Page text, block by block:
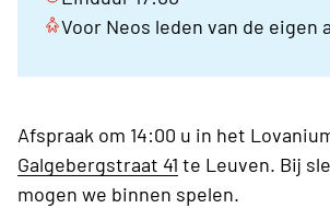
Voor Neos leden van de eigen
Afspraak om 14:00 u in het
Galgebergstraat 41 te Leuven. Bij
mogen we binnen spelen.